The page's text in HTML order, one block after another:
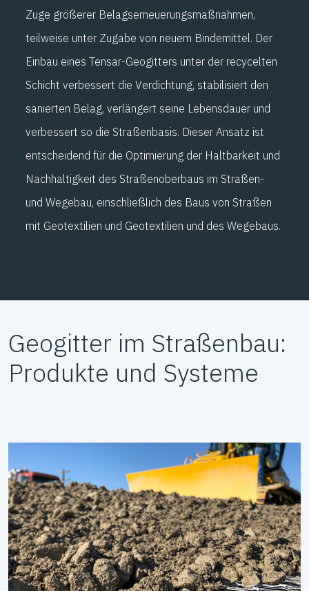
Zuge größerer Belagserneuerungsmaßnahmen,
teilweise unter Zugabe von neuem Bindemittel. Der
Einbau eines Tensar-Geogitters unter der recycelten
Schicht verbessert die Verdichtung, stabilisiert den
sanierten Belag, verlängert seine Lebensdauer und
verbessert so die Straßenbasis. Dieser Ansatz ist
entscheidend für die Optimierung der Haltbarkeit und
Nachhaltigkeit des Straßenoberbaus im Straßen-
und Wegebau, einschließlich des Baus von Straßen
mit Geotextilien und Geotextilien und des Wegebaus.
Geogitter im Straßenbau:
Produkte und Systeme